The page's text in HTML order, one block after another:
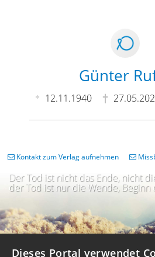
Günter
12.11.1940
Der Tod ist nicht das Ende, nicht
der Tod ist nur die Wende, Beginn
Kontakt zum Verlag aufnehmen
Dieses Portal verwendet